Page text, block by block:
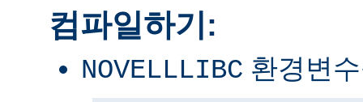
컴파일하기:
NOVELLLIBC 환경변